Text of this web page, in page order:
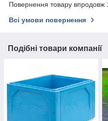
Повернення товару впродовж
Всі умови повернення
Подібні товари компанії